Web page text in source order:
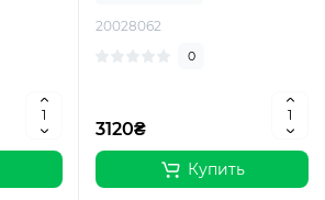
20028062
0
3120₴
Купить